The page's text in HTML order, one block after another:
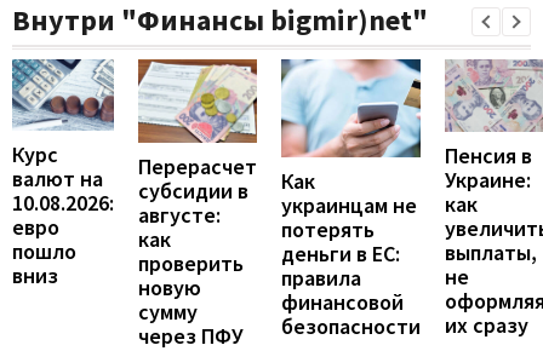
Внутри "Финансы bigmir)net"
Курс
валют на
10.08.2026:
евро
пошло
вниз
Перерасчет
субсидии в
августе:
как
проверить
новую
сумму
через ПФУ
Как
украинцам не
потерять
деньги в ЕС:
правила
финансовой
безопасности
Пенсия в
Украине:
как
выплаты,
не
их сразу